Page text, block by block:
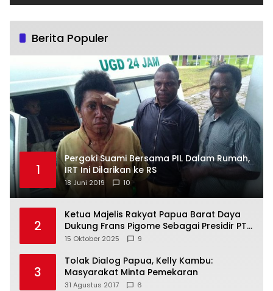
Berita Populer
1
Pergoki Suami Bersama PIL Dalam Rumah,
IRT Ini Dilarikan ke RS
18 Juni 2019 10
2
Ketua Majelis Rakyat Papua Barat Daya
Dukung Frans Pigome Sebagai Presidir PT
Freeport Indonesia
15 Oktober 2025 9
3
Tolak Dialog Papua, Kelly Kambu:
Masyarakat Minta Pemekaran
31 Agustus 2017 6